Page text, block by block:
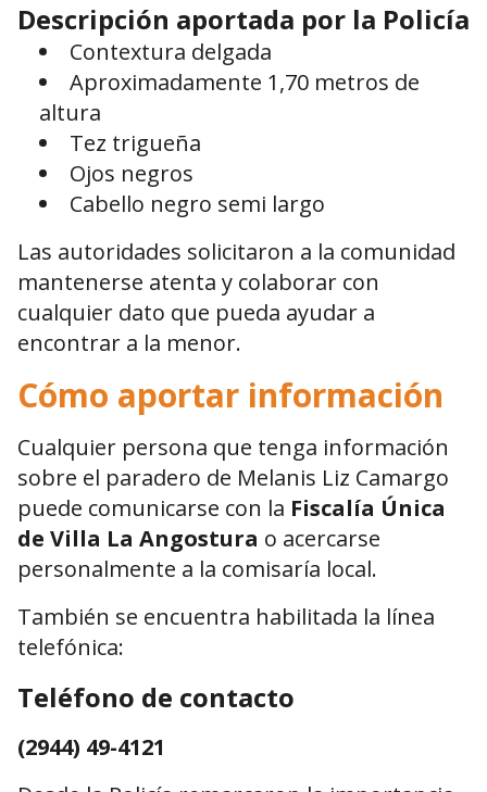
Descripción aportada por la Policía
Contextura delgada
Aproximadamente 1,70 metros de
altura
Tez trigueña
Ojos negros
Cabello negro semi largo
Las autoridades solicitaron a la comunidad
mantenerse atenta y colaborar con
cualquier dato que pueda ayudar a
encontrar a la menor.
Cómo aportar información
Cualquier persona que tenga información
sobre el paradero de Melanis Liz Camargo
puede comunicarse con la Fiscalía Única
de Villa La Angostura o acercarse
personalmente a la comisaría local.
También se encuentra habilitada la línea
telefónica:
Teléfono de contacto
(2944) 49-4121